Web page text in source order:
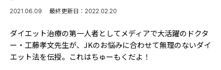
TikTok
Instagram
YouTube
2021.06.09 最終更新日：2022.02.20
ダイエット治療の第一人者としてメディアで大活躍のドクタ
ー・工藤孝文先生が、JKのお悩みに合わせて無理のないダイ
エット法を伝授。これはちゅーもくだよ！